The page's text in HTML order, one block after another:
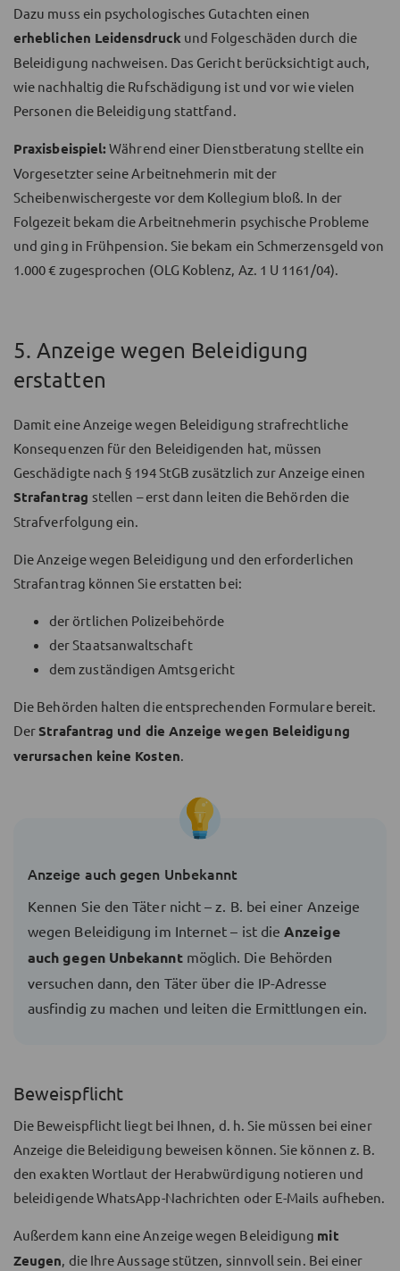
Dazu muss ein psychologisches Gutachten einen
erheblichen Leidensdruck und Folgeschäden durch die
Beleidigung nachweisen. Das Gericht berücksichtigt auch,
wie nachhaltig die Rufschädigung ist und vor wie vielen
Personen die Beleidigung stattfand.
Praxisbeispiel: Während einer Dienstberatung stellte ein
Vorgesetzter seine Arbeitnehmerin mit der
Scheibenwischergeste vor dem Kollegium bloß. In der
Folgezeit bekam die Arbeitnehmerin psychische Probleme
und ging in Frühpension. Sie bekam ein Schmerzensgeld von
1.000 € zugesprochen (OLG Koblenz, Az. 1 U 1161/04).
5. Anzeige wegen Beleidigung
erstatten
Damit eine Anzeige wegen Beleidigung strafrechtliche
Konsequenzen für den Beleidigenden hat, müssen
Geschädigte nach § 194 StGB zusätzlich zur Anzeige einen
Strafantrag stellen – erst dann leiten die Behörden die
Strafverfolgung ein.
Die Anzeige wegen Beleidigung und den erforderlichen
Strafantrag können Sie erstatten bei:
der örtlichen Polizeibehörde
der Staatsanwaltschaft
dem zuständigen Amtsgericht
Die Behörden halten die entsprechenden Formulare bereit.
DerStrafantrag und die Anzeige wegen Beleidigung
verursachen keine Kosten
Anzeige auch gegen Unbekannt
Kennen Sie den Täter nicht – z. B. bei einer Anzeige
wegen Beleidigung im Internet – ist die Anzeige
auch gegen Unbekanntmöglich. Die Behörden
versuchen dann, den Täter über die IP-Adresse
ausfindig zu machen und leiten die Ermittlungen ein.
Beweispflicht
Die Beweispflicht liegt bei Ihnen, d. h. Sie müssen bei einer
Anzeige die Beleidigung beweisen können. Sie können z. B.
den exakten Wortlaut der Herabwürdigung notieren und
beleidigende WhatsApp-Nachrichten oder E-Mails aufheben.
Außerdem kann eine Anzeige wegen Beleidigung mit
Zeugen, die Ihre Aussage stützen, sinnvoll sein. Bei einer